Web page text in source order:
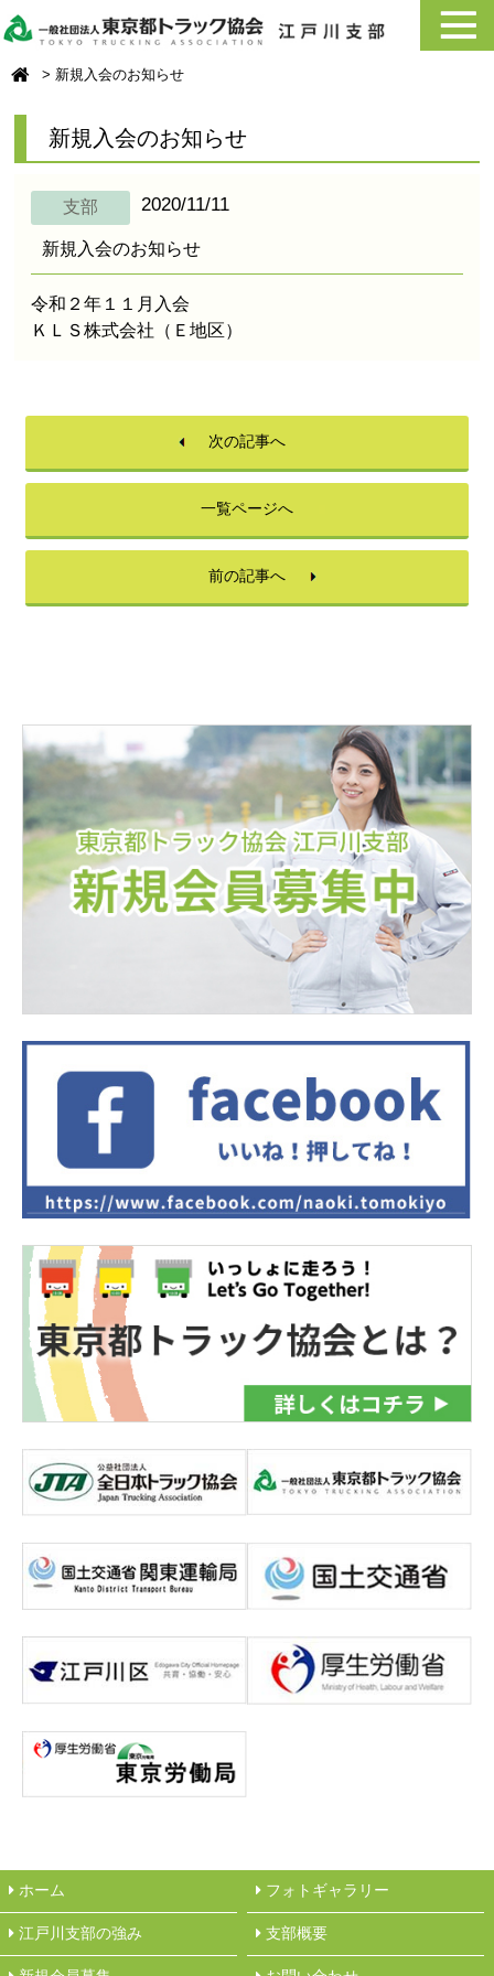
新規入会のお知らせ
新規入会のお知らせ
支部 2020/11/11
新規入会のお知らせ
令和２年１１月入会
ＫＬＳ株式会社 （Ｅ地区）
次の記事へ
一覧ページへ
前の記事へ
ホーム
江戸川支部の強み
フォトギャラリー
︎支部概要